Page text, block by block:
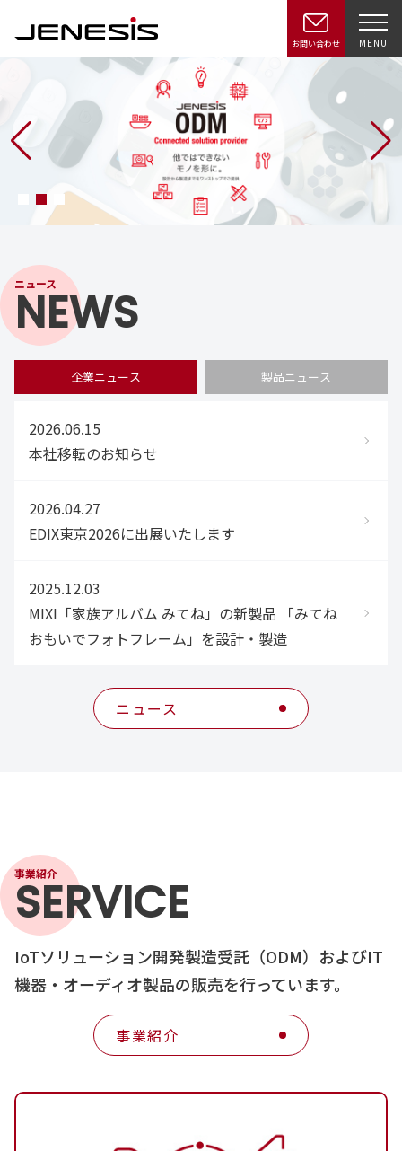
お問い合わせ MENU
ニュース
NEWS
企業ニュース 製品ニュース
2026.06.15
本社移転のお知らせ
2026.04.27
EDIX東京2026に出展いたします
2025.12.03
MIXI「家族アルバム みてね」の新製品 「みてね
おもいでフォトフレーム」を設計・製造
ニュース
事業紹介
SERVICE
IoTソリューション開発製造受託（ODM）およびIT
機器・オーディオ製品の販売を行っています。
事業紹介